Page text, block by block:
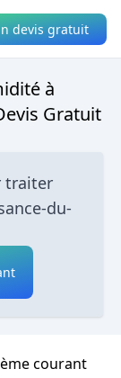
devis gratuit
à
Gratuit
traiter
du-
courant